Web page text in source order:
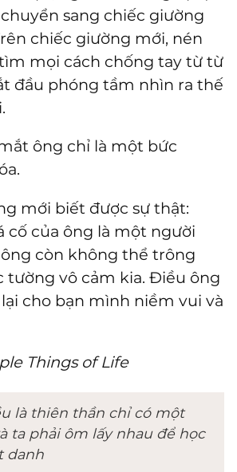
sang chiếc giường
chiếc giường mới, nén
mọi cách chống tay từ từ
đầu phóng tầm nhìn ra thế
ông chỉ là một bức
mới biết được sự thật:
cố của ông là một người
còn không thể trông
tường vô cảm kia. Điều ông
cho bạn mình niềm vui và
Things of Life
là thiên thần chỉ có một
ta phải ôm lấy nhau để học
danh